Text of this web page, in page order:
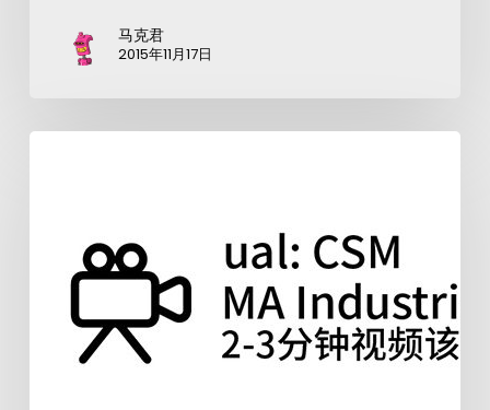
马克君
2015年11月17日